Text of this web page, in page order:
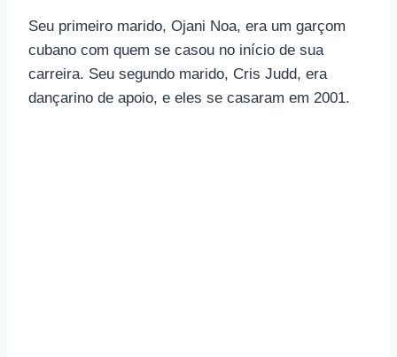
Seu primeiro marido, Ojani Noa, era um garçom
cubano com quem se casou no início de sua
carreira. Seu segundo marido, Cris Judd, era
dançarino de apoio, e eles se casaram em 2001.